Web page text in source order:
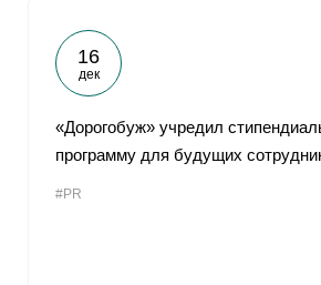
16
дек
«Дорогобуж» учредил
программу для будущих
#PR